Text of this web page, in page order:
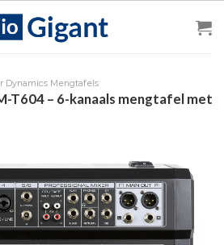
Dynamics Mengtafels
T604 – 6-kanaals mengtafel met